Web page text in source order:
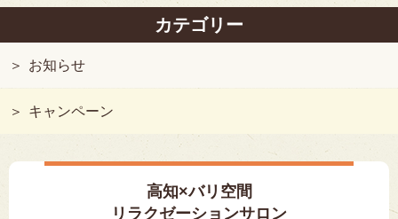
カテゴリー
お知らせ
キャンペーン
高知×バリ空間
リラクゼーションサロン